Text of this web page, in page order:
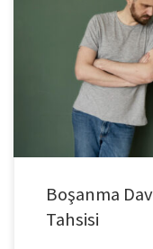
Boşanma
Tahsisi